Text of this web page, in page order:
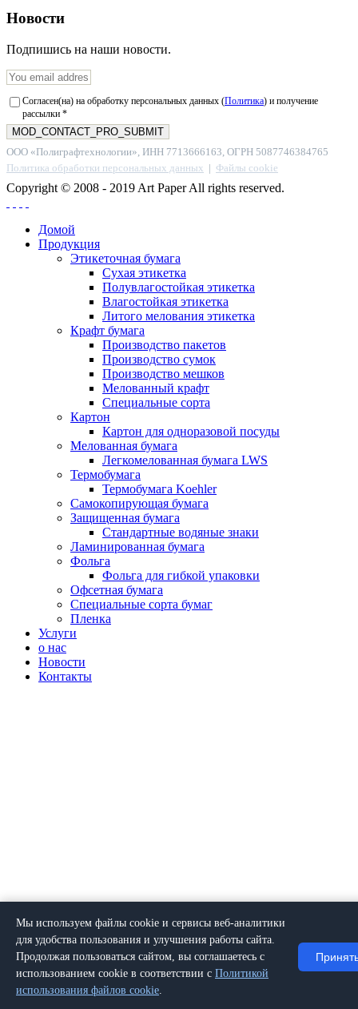
Новости
Подпишись на наши новости.
Согласен(на) на обработку персональных данных (Политика) и получение
рассылки *
ООО «Полиграфтехнологии», ИНН 7713666163, ОГРН 5087746384765
Политика обработки персональных данных | Файлы cookie
Copyright © 2008 - 2019 Art Paper All rights reserved.
Домой
Продукция
Этикеточная бумага
Сухая этикетка
Полувлагостойкая этикетка
Влагостойкая этикетка
Литого мелования этикетка
Крафт бумага
Производство пакетов
Производство сумок
Производство мешков
Мелованный крафт
Специальные сорта
Картон
Картон для одноразовой посуды
Мелованная бумага
Легкомелованная бумага LWS
Термобумага
Термобумага Koehler
Самокопирующая бумага
Защищенная бумага
Стандартные водяные знаки
Ламинированная бумага
Фольга
Фольга для гибкой упаковки
Офсетная бумага
Специальные сорта бумаг
Пленка
Услуги
о нас
Новости
Контакты
Мы используем файлы cookie и сервисы веб-аналитики
для удобства пользования и улучшения работы сайта.
Продолжая пользоваться сайтом, вы соглашаетесь с
использованием cookie в соответствии с Политикой
использования файлов cookie.